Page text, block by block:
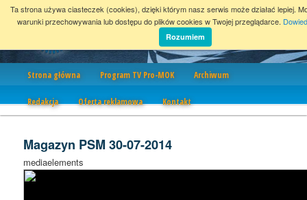
Strona główna Program TV Pro-MOK Archiwum
Redakcja Oferta reklamowa Kontakt
Magazyn PSM 30-07-2014
mediaelements
Ta strona używa ciasteczek (cookies), dzięki którym nasz serwis może działać lepiej.
warunki przechowywania lub dostępu do plików cookies w Twojej przeglądarce.
Rozumiem